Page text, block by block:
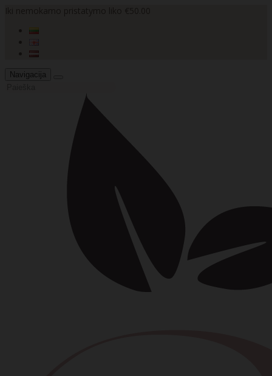
Navigacija